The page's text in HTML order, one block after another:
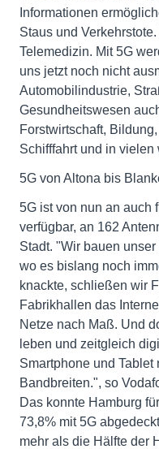
Informationen
Staus und
Telemedizin. Mit 5G
uns jetzt noch nicht
Automobilindustrie,
Gesundheitswesen
Forstwirtschaft,
Schifffahrt und in vielen
5G von Altona bis
5G ist von nun an auch
verfügbar, an 162
Stadt. "Wir bauen
wo es bislang noch
knackte, schließen wir
Fabrikhallen das
Netze nach Maß. Und
leben und zeitgleich
Smartphone und
Bandbreiten.", so
Das konnte Hamburg
73,8% mit 5G
mehr als die Hälfte der